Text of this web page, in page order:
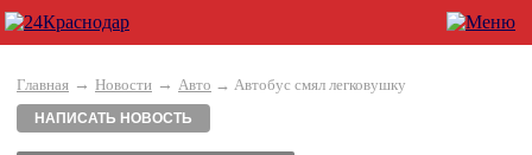
Главная → Новости → Авто → Автобус смял легковушку
НАПИСАТЬ НОВОСТЬ